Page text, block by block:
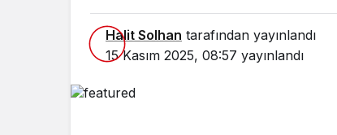
Halit Solhan tarafından yayınlandı
15 Kasım 2025, 08:57 yayınlandı